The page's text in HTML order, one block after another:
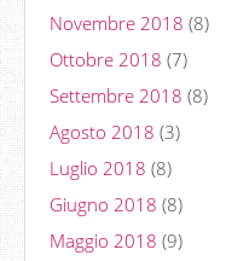
Novembre 2018 (8)
Ottobre 2018 (7)
Settembre 2018 (8)
Agosto 2018 (3)
Luglio 2018 (8)
Giugno 2018 (8)
Maggio 2018 (9)